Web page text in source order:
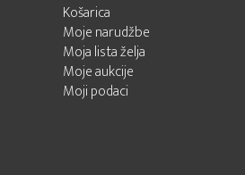
Košarica
Moje narudžbe
Moja lista želja
Moje aukcije
Moji podaci